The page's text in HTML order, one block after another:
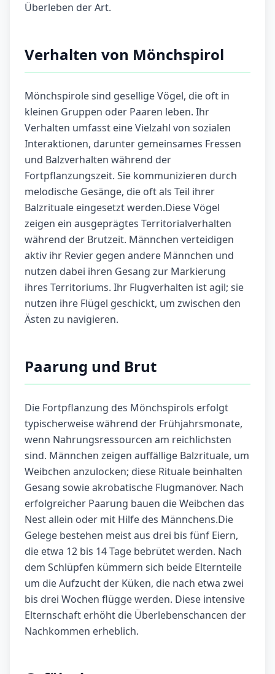
Überleben der Art.
Verhalten von Mönchspirol
Mönchspirole sind gesellige Vögel, die oft in
kleinen Gruppen oder Paaren leben. Ihr
Verhalten umfasst eine Vielzahl von sozialen
Interaktionen, darunter gemeinsames Fressen
und Balzverhalten während der
Fortpflanzungszeit. Sie kommunizieren durch
melodische Gesänge, die oft als Teil ihrer
Balzrituale eingesetzt werden.Diese Vögel
zeigen ein ausgeprägtes Territorialverhalten
während der Brutzeit. Männchen verteidigen
aktiv ihr Revier gegen andere Männchen und
nutzen dabei ihren Gesang zur Markierung
ihres Territoriums. Ihr Flugverhalten ist agil; sie
nutzen ihre Flügel geschickt, um zwischen den
Ästen zu navigieren.
Paarung und Brut
Die Fortpflanzung des Mönchspirols erfolgt
typischerweise während der Frühjahrsmonate,
wenn Nahrungsressourcen am reichlichsten
sind. Männchen zeigen auffällige Balzrituale, um
Weibchen anzulocken; diese Rituale beinhalten
Gesang sowie akrobatische Flugmanöver. Nach
erfolgreicher Paarung bauen die Weibchen das
Nest allein oder mit Hilfe des Männchens.Die
Gelege bestehen meist aus drei bis fünf Eiern,
die etwa 12 bis 14 Tage bebrütet werden. Nach
dem Schlüpfen kümmern sich beide Elternteile
um die Aufzucht der Küken, die nach etwa zwei
bis drei Wochen flügge werden. Diese intensive
Elternschaft erhöht die Überlebenschancen der
Nachkommen erheblich.